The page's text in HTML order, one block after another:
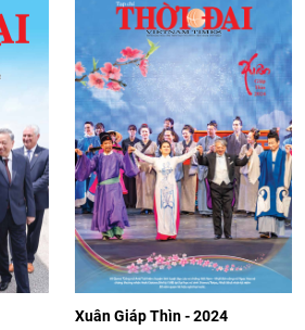
trọng tình cảm của nước Nga
Video: Cơ hội giao lưu quốc tế cho học
sinh Việt Nam tại trại hè Artek
[Video] Đối ngoại nhân dân Thủ đô
hướng tới kết nối hiệu quả nguồn lực
người Việt Nam ở nước ngoài
Xuân Giáp Thìn - 2024